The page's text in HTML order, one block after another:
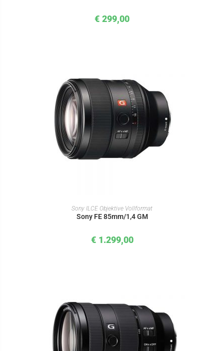
€ 299,00
IN DEN WARENKORB
Sony ILCE Objektive Vollformat
Sony FE 85mm/1,4 GM
€ 1.299,00